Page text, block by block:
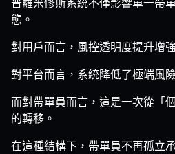
態。
對用戶而言，風控透明度提升增
對平台而言，系統降低了極端風
而對帶單員而言，這是一次從「
的轉移。
在這種結構下，帶單員不再孤立